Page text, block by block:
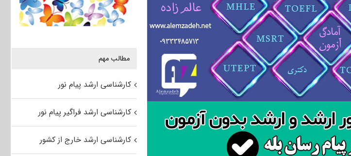
مطالب مهم
کارشناسی ارشد پیام نور
کارشناسی ارشد فراگیر پیام نور
کارشناسی ارشد خارج از کشور